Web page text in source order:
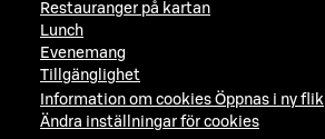
Restauranger på kartan
Lunch
Evenemang
Tillgänglighet
Information om cookies Öppnas i ny flik
Ändra inställningar för cookies